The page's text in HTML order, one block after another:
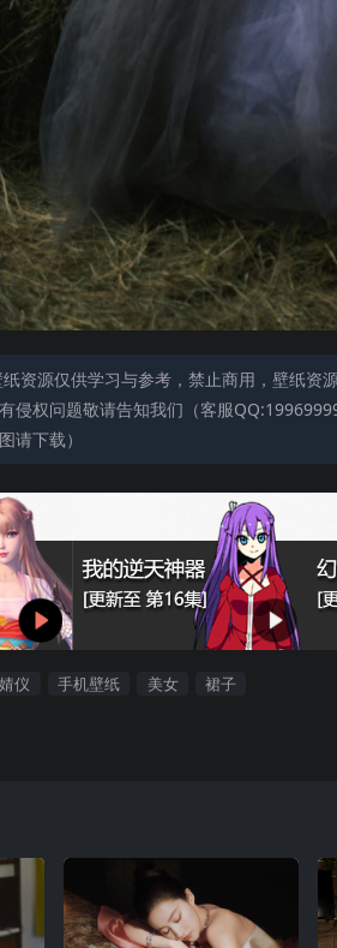
资源仅供学习与参考，禁止商用，壁纸资
侵权问题敬请告知我们（客服
请下载）
仪 手机壁纸 美女 裙子